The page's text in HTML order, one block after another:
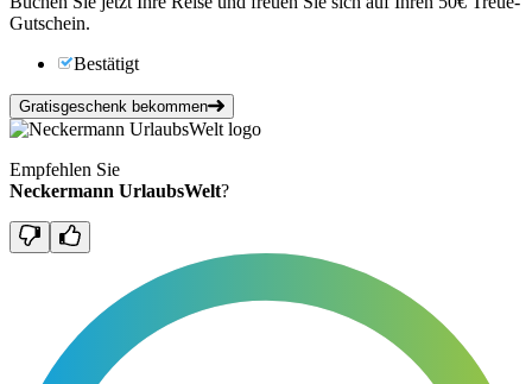
Gutschein.
Bestätigt
Gratisgeschenk bekommen
Empfehlen Sie
Neckermann UrlaubsWelt?